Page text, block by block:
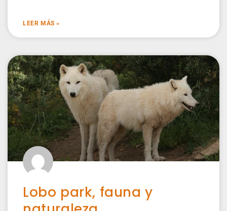
LEER MÁS »
Lobo park, fauna y